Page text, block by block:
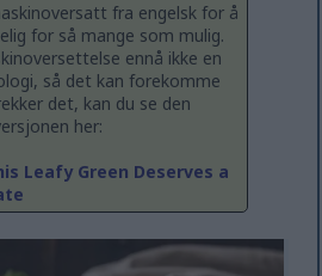
fra engelsk for å
for så mange som mulig.
ennå ikke en
så det kan forekomme
det, kan du se den
her:
Leafy Green Deserves a